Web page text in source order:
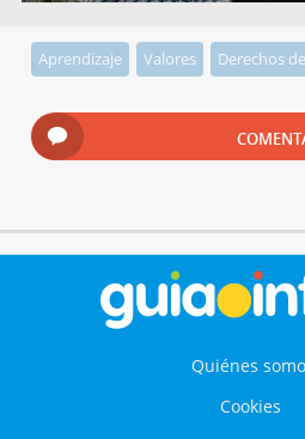
Aprendizaje Valores Derechos
Quiénes
Cookies